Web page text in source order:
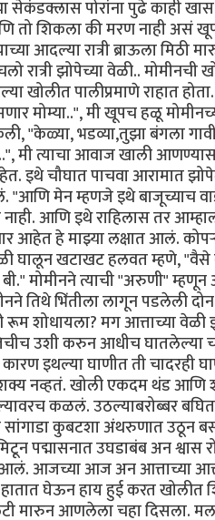
सेकंडक्लास पोरांना पुढे काही
तो शिकला की मरण नाही असं
आदल्या रात्री ब्राऊला मिठी
रात्री झोपेच्या वेळी..
खोलीत पालीप्रमाणे राहात
मोम्या..", मी खूपच हळू
"केळ्या, भडव्या,तुझा बंगला
मी त्याचा आवाज खाली
चौघात पाचवा आरामात
"आणि मेन म्हणजे इथे बाजूच्याच
नाही. आणि इथे राहिलास तर
आहेत हे माझ्या लक्षात आलं.
घालून खटाखट हलवत म्हणे, "वैसे
मोमीनने त्याची "अरुणी"
तिथे भिंतीला लागून पडलेली
रूम शोधायला? मग आत्ताच्या
उशी करुन आधीच घातलेल्या
इथल्या घाणीत ती चादरही
नव्हतं. खोली एकदम थंड आणि
कळलं. उठल्याबरोब्बर
कुबटशा अंथरुणात उठून
पद्मासनात उघडाबंब अन
आजच्या आज अन आत्ताच्या
हातात घेऊन हाय हुई करत खोलीत
मारुन आणलेला चहा दिसला.